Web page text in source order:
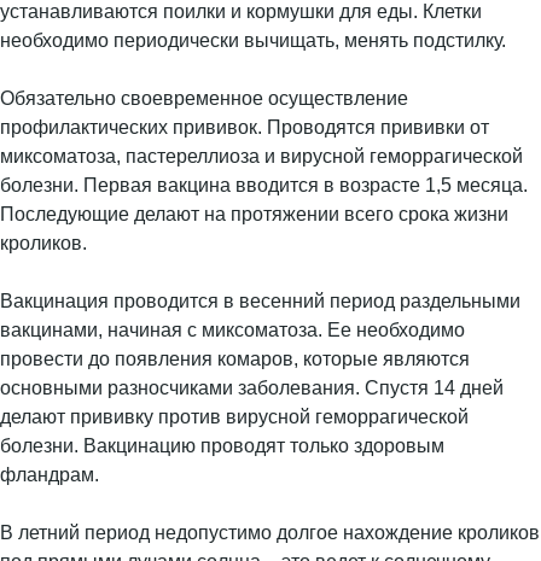
устанавливаются поилки и кормушки для еды. Клетки
необходимо периодически вычищать, менять подстилку.
Обязательно своевременное осуществление
профилактических прививок. Проводятся прививки от
миксоматоза, пастереллиоза и вирусной геморрагической
болезни. Первая вакцина вводится в возрасте 1,5 месяца.
Последующие делают на протяжении всего срока жизни
кроликов.
Вакцинация проводится в весенний период раздельными
вакцинами, начиная с миксоматоза. Ее необходимо
провести до появления комаров, которые являются
основными разносчиками заболевания. Спустя 14 дней
делают прививку против вирусной геморрагической
болезни. Вакцинацию проводят только здоровым
фландрам.
В летний период недопустимо долгое нахождение кроликов